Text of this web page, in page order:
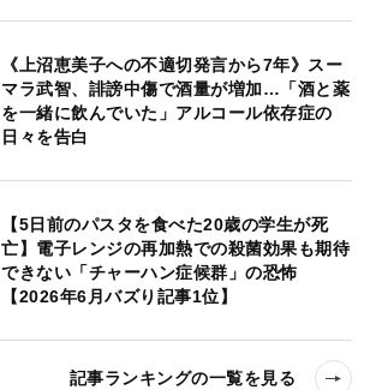
《上沼恵美子への不適切発言から7年》スー
マラ武智、誹謗中傷で酒量が増加…「酒と薬
を一緒に飲んでいた」アルコール依存症の
日々を告白
【5日前のパスタを食べた20歳の学生が死
亡】電子レンジの再加熱での殺菌効果も期待
できない「チャーハン症候群」の恐怖
【2026年6月バズり記事1位】
記事ランキングの一覧を見る